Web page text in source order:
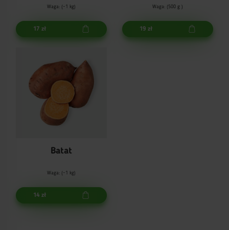
Waga: (~1 kg)
17 zł
Waga: (500 g )
19 zł
Batat
Waga: (~1 kg)
14 zł